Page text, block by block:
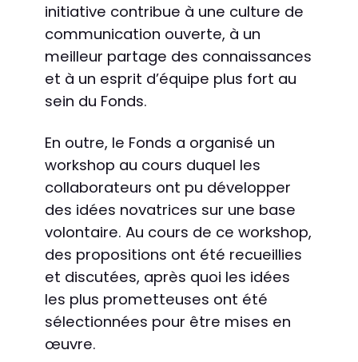
initiative contribue à une culture de
communication ouverte, à un
meilleur partage des connaissances
et à un esprit d’équipe plus fort au
sein du Fonds.
En outre, le Fonds a organisé un
workshop au cours duquel les
collaborateurs ont pu développer
des idées novatrices sur une base
volontaire. Au cours de ce workshop,
des propositions ont été recueillies
et discutées, après quoi les idées
les plus prometteuses ont été
sélectionnées pour être mises en
œuvre.